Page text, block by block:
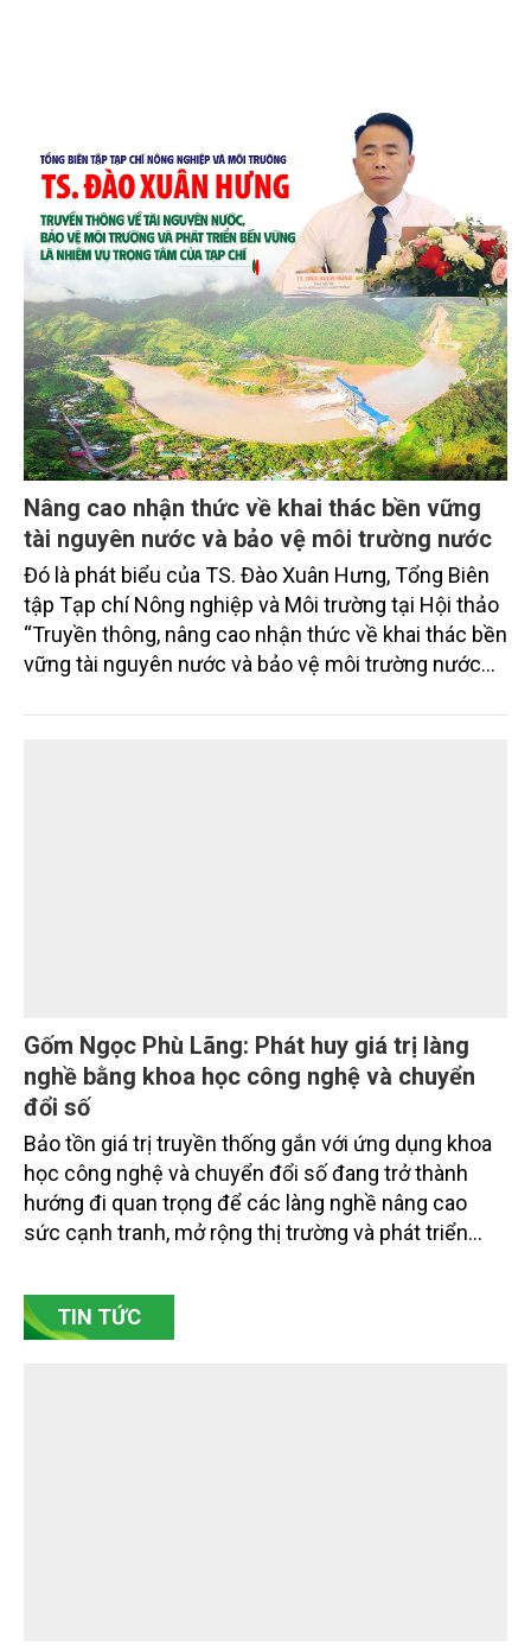
Nâng cao nhận thức về khai thác bền vững
tài nguyên nước và bảo vệ môi trường nước
Đó là phát biểu của TS. Đào Xuân Hưng, Tổng Biên
tập Tạp chí Nông nghiệp và Môi trường tại Hội thảo
“Truyền thông, nâng cao nhận thức về khai thác bền
vững tài nguyên nước và bảo vệ môi trường nước
trường phối hợp với Sở Nông nghiệp và Môi trường
Gốm Ngọc Phù Lãng: Phát huy giá trị làng
nghề bằng khoa học công nghệ và chuyển
đổi số
Bảo tồn giá trị truyền thống gắn với ứng dụng khoa
học công nghệ và chuyển đổi số đang trở thành
hướng đi quan trọng để các làng nghề nâng cao
bền vững. Tại làng gốm Phù Lãng, xã Phù Lãng, tỉnh
Bắc Ninh, nhiều nghệ nhân và cơ sở sản xuất đã